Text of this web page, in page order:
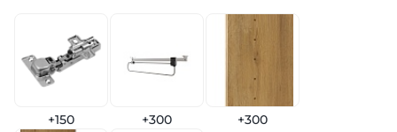
+150 +300 +300